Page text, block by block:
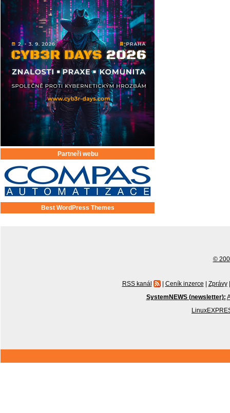
Partneři webu
Best WordPress Themes
©
RSS kanál | Ceník inzerce | Zprávy |
SystemNEWS (newsletter):